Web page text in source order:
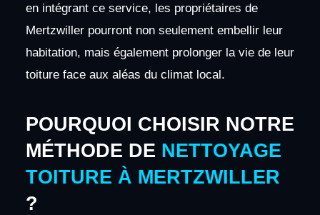
en intégrant ce service, les propriétaires de
Mertzwiller pourront non seulement embellir leur
habitation, mais également prolonger la vie de leur
toiture face aux aléas du climat local.
POURQUOI CHOISIR NOTRE
MÉTHODE DE NETTOYAGE
TOITURE À MERTZWILLER
?